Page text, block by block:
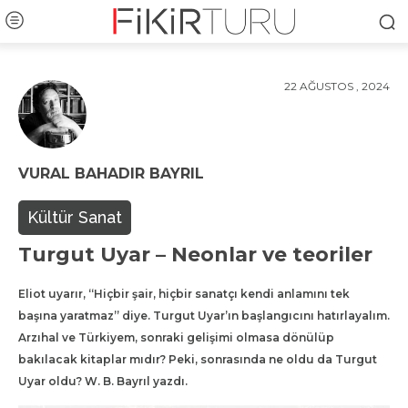
22 AĞUSTOS , 2024
VURAL BAHADIR BAYRIL
Kültür Sanat
Turgut Uyar – Neonlar ve teoriler
Eliot uyarır, “Hiçbir şair, hiçbir sanatçı kendi anlamını tek
başına yaratmaz” diye. Turgut Uyar’ın başlangıcını hatırlayalım.
Arzıhal ve Türkiyem, sonraki gelişimi olmasa dönülüp
bakılacak kitaplar mıdır? Peki, sonrasında ne oldu da Turgut
Uyar oldu? W. B. Bayrıl yazdı.